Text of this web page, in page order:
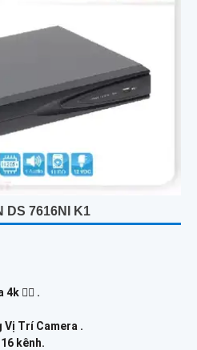
DS 7616NI K1
👍🏾 .
Vị Trí Camera .
kênh.